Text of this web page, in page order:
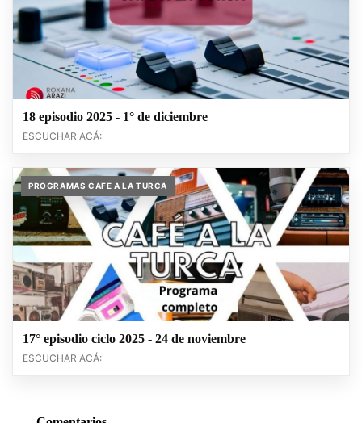
18 episodio 2025 - 1° de diciembre
ESCUCHAR ACÁ:
PROGRAMAS CAFE A LA TURCA
17° episodio ciclo 2025 - 24 de noviembre
ESCUCHAR ACÁ: